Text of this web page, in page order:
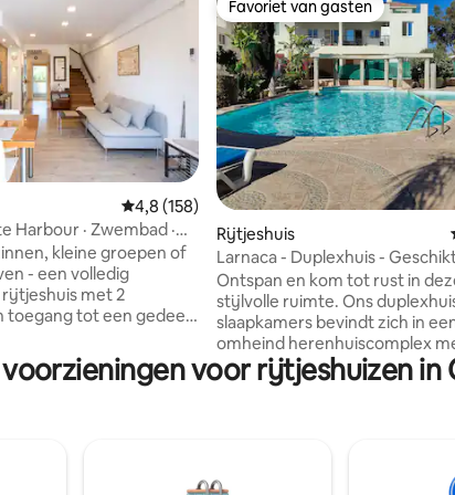
uit 5, 101 recensiesGemiddelde beoordeling van 4,8 uit 5, 158
4,8 (158)
Harbour · Zwembad ·
kleine groepen of
- een volledig
met 2
toegang tot een gedeeld
overdekt terras aan de
van het
onvergetelijker is dan
Favoriet van gasten
Favoriet van gasten
Rijtjeshuis
Larnaca - Duplexhuis -
personen met zwembad
Ontspan en kom tot rust in
stijlvolle ruimte. Ons duplexhuis met 3
slaapkamers bevindt zich in
omheind herenhuiscomplex
gemeenschappelijk zwembad. Het
zwembad heeft een douches
voor 7 personen op de
verdieping (17 trappen) 2
voor rijtjeshuizen in